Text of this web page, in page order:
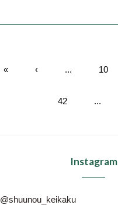
« ‹ ... 10
42 ...
Instagram
@shuunou_keikaku